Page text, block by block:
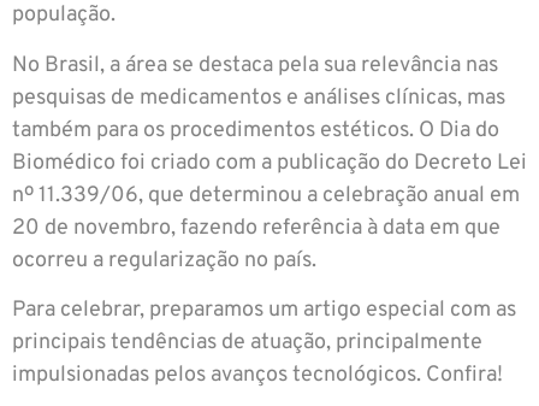
população.
No Brasil, a área se destaca pela sua relevância nas
pesquisas de medicamentos e análises clínicas, mas
também para os procedimentos estéticos. O Dia do
Biomédico foi criado com a publicação do Decreto Lei
nº 11.339/06, que determinou a celebração anual em
20 de novembro, fazendo referência à data em que
ocorreu a regularização no país.
Para celebrar, preparamos um artigo especial com as
principais tendências de atuação, principalmente
impulsionadas pelos avanços tecnológicos. Confira!